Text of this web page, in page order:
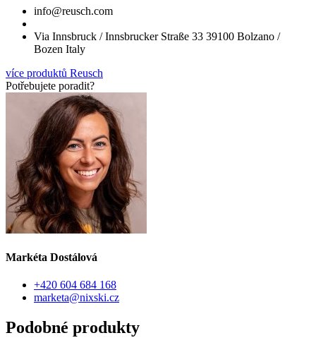
info@reusch.com
Via Innsbruck / Innsbrucker Straße 33 39100 Bolzano /
Bozen Italy
více produktů Reusch
Potřebujete poradit?
Markéta Dostálová
+420 604 684 168
marketa@nixski.cz
Podobné produkty